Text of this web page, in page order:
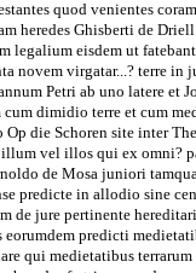
quod venientes
heredes Ghisberti de
legalium eisdem ut
novem virgatar...? terre
Petri ab uno latere et
dimidio terre et cum
die Schoren site inter
vel illos qui ex omni?
de Mosa juniori
predicte in allodio sine
de jure pertinente
eorumdem predicti
qui medietatibus